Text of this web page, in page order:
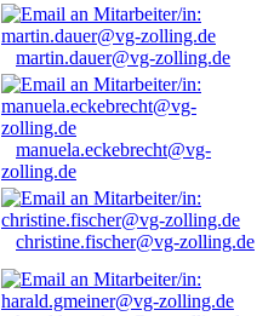
martin.dauer@vg-zolling.de
manuela.eckebrecht@vg-
zolling.de
christine.fischer@vg-zolling.de